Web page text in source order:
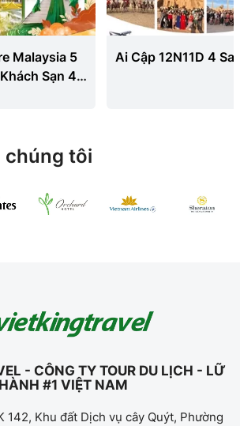
Malaysia 5
Sạn 4
Ai Cập 12N11D 4
chúng tôi
- CÔNG TY TOUR DU LỊCH - LỮ
HÀNH #1 VIỆT NAM
142, Khu đất Dịch vụ cây Quýt, Phường